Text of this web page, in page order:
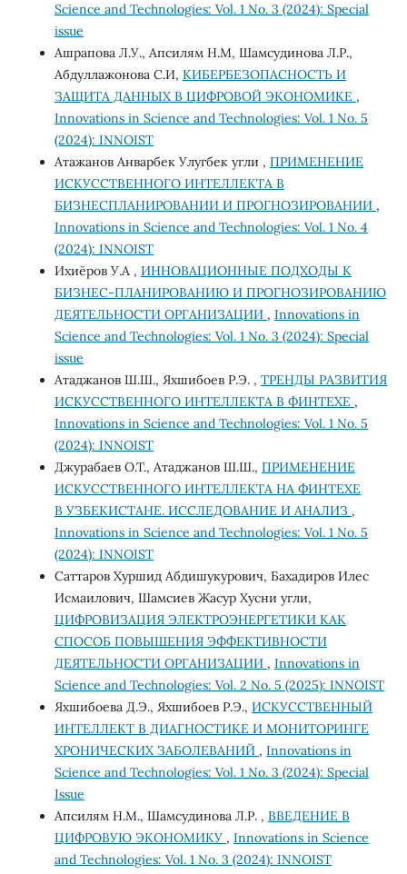
Science and Technologies: Vol. 1 No. 3 (2024): Special
issue
Ашрапова Л.У., Апсилям Н.М, Шамсудинова Л.Р.,
Абдуллажонова С.И, КИБЕРБЕЗОПАСНОСТЬ И
ЗАЩИТА ДАННЫХ В ЦИФРОВОЙ ЭКОНОМИКЕ ,
Innovations in Science and Technologies: Vol. 1 No. 5
(2024): INNOIST
Атажанов Анварбек Улугбек угли , ПРИМЕНЕНИЕ
ИСКУССТВЕННОГО ИНТЕЛЛЕКТА В
БИЗНЕСПЛАНИРОВАНИИ И ПРОГНОЗИРОВАНИИ ,
Innovations in Science and Technologies: Vol. 1 No. 4
(2024): INNOIST
Ихиёров У.А , ИННОВАЦИОННЫЕ ПОДХОДЫ К
БИЗНЕС-ПЛАНИРОВАНИЮ И ПРОГНОЗИРОВАНИЮ
ДЕЯТЕЛЬНОСТИ ОРГАНИЗАЦИИ , Innovations in
Science and Technologies: Vol. 1 No. 3 (2024): Special
issue
Атаджанов Ш.Ш., Яхшибоев Р.Э. , ТРЕНДЫ РАЗВИТИЯ
ИСКУССТВЕННОГО ИНТЕЛЛЕКТА В ФИНТЕХЕ ,
Innovations in Science and Technologies: Vol. 1 No. 5
(2024): INNOIST
Джурабаев О.Т., Атаджанов Ш.Ш., ПРИМЕНЕНИЕ
ИСКУССТВЕННОГО ИНТЕЛЛЕКТА НА ФИНТЕХЕ
В УЗБЕКИСТАНЕ. ИССЛЕДОВАНИЕ И АНАЛИЗ ,
Innovations in Science and Technologies: Vol. 1 No. 5
(2024): INNOIST
Саттаров Хуршид Абдишукурович, Бахадиров Илес
Исмаилович, Шамсиев Жасур Хусни угли,
ЦИФРОВИЗАЦИЯ ЭЛЕКТРОЭНЕРГЕТИКИ КАК
СПОСОБ ПОВЫШЕНИЯ ЭФФЕКТИВНОСТИ
ДЕЯТЕЛЬНОСТИ ОРГАНИЗАЦИИ , Innovations in
Science and Technologies: Vol. 2 No. 5 (2025): INNOIST
Яхшибоева Д.Э., Яхшибоев Р.Э., ИСКУССТВЕННЫЙ
ИНТЕЛЛЕКТ В ДИАГНОСТИКЕ И МОНИТОРИНГЕ
ХРОНИЧЕСКИХ ЗАБОЛЕВАНИЙ , Innovations in
Science and Technologies: Vol. 1 No. 3 (2024): Special
Issue
Апсилям Н.М., Шамсудинова Л.Р. , ВВЕДЕНИЕ В
ЦИФРОВУЮ ЭКОНОМИКУ , Innovations in Science
and Technologies: Vol. 1 No. 3 (2024): INNOIST